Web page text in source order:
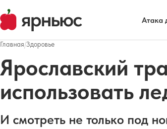
Атака
Главная/Здоровье
Ярославский
использовать
И смотреть не только под